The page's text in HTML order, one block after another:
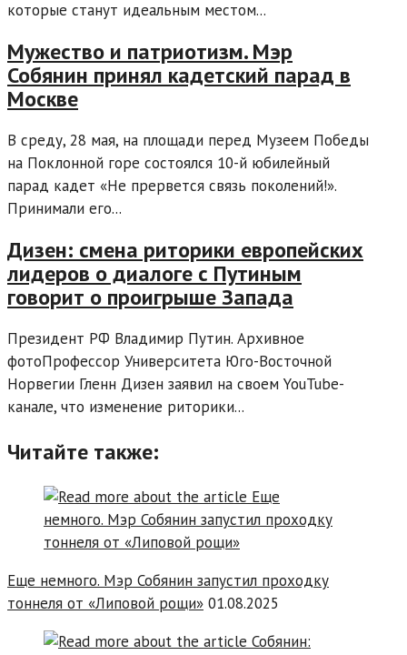
которые станут идеальным местом...
Мужество и патриотизм. Мэр
Собянин принял кадетский парад в
Москве
В среду, 28 мая, на площади перед Музеем Победы
на Поклонной горе состоялся 10-й юбилейный
парад кадет «Не прервется связь поколений!».
Принимали его...
Дизен: смена риторики европейских
лидеров о диалоге с Путиным
говорит о проигрыше Запада
Президент РФ Владимир Путин. Архивное
фотоПрофессор Университета Юго-Восточной
Норвегии Гленн Дизен заявил на своем YouTube-
канале, что изменение риторики...
Читайте также:
Еще немного. Мэр Собянин запустил проходку
тоннеля от «Липовой рощи» 01.08.2025